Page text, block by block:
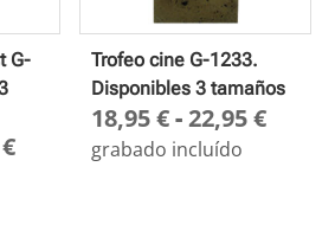
G-
€Rango
Trofeo cine G-1233.
Disponibles 3 tamaños
18,95€-22,95€
grabado incluído